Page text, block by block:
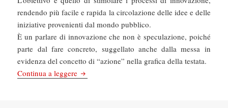
rendendo più facile e rapida la circolazione delle idee e delle
iniziative provenienti dal mondo pubblico.
È un parlare di innovazione che non è speculazione, poiché
parte dal fare concreto, suggellato anche dalla messa in
evidenza del concetto di “azione” nella grafica della testata.
Continua a leggere InnovAzione diventa webzine